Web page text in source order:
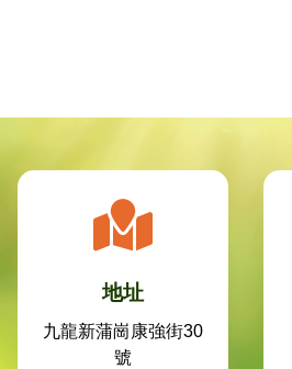
地址
九龍新蒲崗康強街30
號